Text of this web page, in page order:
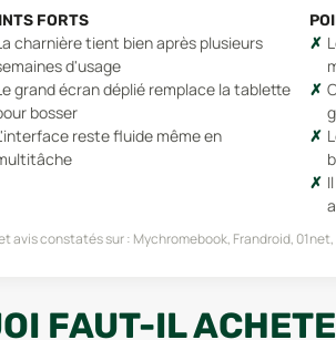
FORTS
charnière tient bien après plusieurs
d'usage
grand écran déplié remplace la tablette
bosser
reste fluide même en
avis constatés sur : Mychromebook, Frandroid,
FAUT-IL